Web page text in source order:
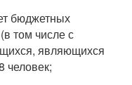
бюджетных
том числе с
являющихся
человек;